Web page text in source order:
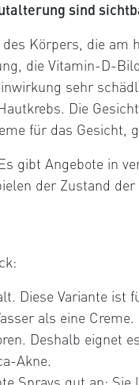
sind
Körpers, die
die Vitamin-D-
sehr
Die
für das Gesicht,
gibt Angebote in
der Zustand
Diese Variante ist
als eine
Deshalb eignet
Akne.